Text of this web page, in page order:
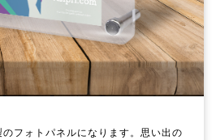
フォトパネルになります。思い出の